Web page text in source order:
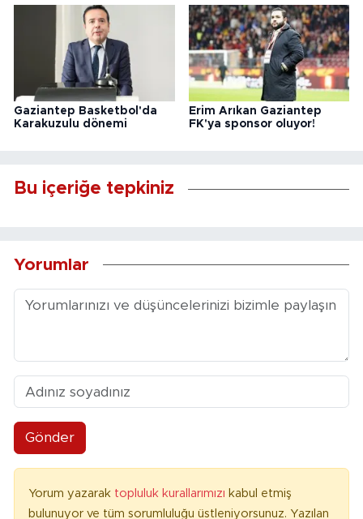
Gaziantep Basketbol'da
Karakuzulu dönemi
Erim Arıkan Gaziantep
FK'ya sponsor oluyor!
Bu içeriğe tepkiniz
Yorumlar
Gönder
Yorum yazarak topluluk kurallarımızı kabul etmiş
bulunuyor ve tüm sorumluluğu üstleniyorsunuz. Yazılan